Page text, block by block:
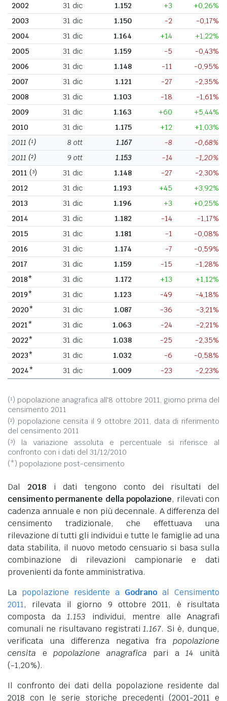
2002
31 dic 1.152 +3
+0,26%
2003
31 dic 1.150 -2
-0,17%
2004
31 dic 1.164 +14
+1,22%
2005
31 dic 1.159 -5
-0,43%
2006
31 dic 1.148 -11
-0,95%
2007
31 dic 1.121 -27
-2,35%
2008
31 dic 1.103 -18
-1,61%
2009
31 dic 1.163 +60
+5,44%
2010
31 dic 1.175 +12
+1,03%
2011 (¹) 8 ott 1.167 -8
-0,68%
2011 (²) 9 ott 1.153 -14
-1,20%
2011 (³) 31 dic 1.148 -27
-2,30%
2012
31 dic 1.193 +45
+3,92%
2013
31 dic 1.196 +3
+0,25%
2014
31 dic 1.182 -14
-1,17%
2015
31 dic 1.181 -1
-0,08%
2016
31 dic 1.174 -7
-0,59%
2017
31 dic 1.159 -15
-1,28%
2018*
31 dic 1.172 +13
+1,12%
2019*
31 dic 1.123 -49
-4,18%
2020*
31 dic 1.087 -36
-3,21%
2021*
31 dic 1.063 -24
-2,21%
2022*
31 dic 1.038 -25
-2,35%
2023*
31 dic 1.032 -6
-0,58%
2024*
31 dic 1.009 -23 -2,23%
(¹) popolazione anagrafica all'8 ottobre 2011, giorno prima del
censimento 2011
(²) popolazione censita il 9 ottobre 2011, data di riferimento
del censimento 2011
(³) la variazione assoluta e percentuale si riferisce al
confronto con i dati del 31/12/2010
(*) popolazione post-censimento
Dal 2018 i dati tengono conto dei risultati del
censimento permanente della popolazione, rilevati con
cadenza annuale e non più decennale. A differenza del
censimento tradizionale, che effettuava una
rilevazione di tutti gli individui e tutte le famiglie ad una
data stabilita, il nuovo metodo censuario si basa sulla
combinazione di rilevazioni campionarie e dati
provenienti da fonte amministrativa.
La popolazione residente a Godrano al Censimento
2011, rilevata il giorno 9 ottobre 2011, è risultata
composta da 1.153 individui, mentre alle Anagrafi
comunali ne risultavano registrati1.167. Si è, dunque,
verificata una differenza negativa fra popolazione
censita epopolazione anagrafica pari a14 unità
(-1,20%).
Il confronto dei dati della popolazione residente dal
2018 con le serie storiche precedenti (2001-2011 e